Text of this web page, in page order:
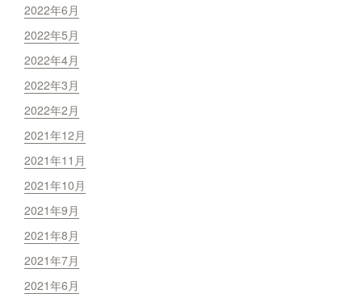
2022年6月
2022年5月
2022年4月
2022年3月
2022年2月
2021年12月
2021年11月
2021年10月
2021年9月
2021年8月
2021年7月
2021年6月